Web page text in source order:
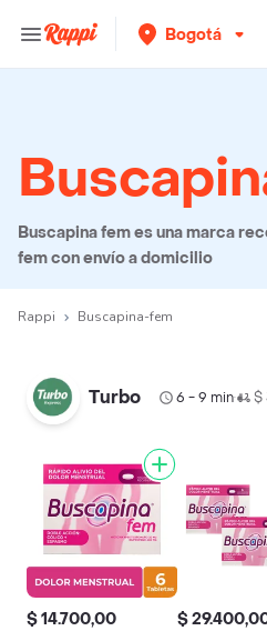
Bogotá
Buscapina fem es una marca
fem con envío a domicilio
Rappi Buscapina-fem
Turbo 6 - 9 min• $
$ 14.700,00 $